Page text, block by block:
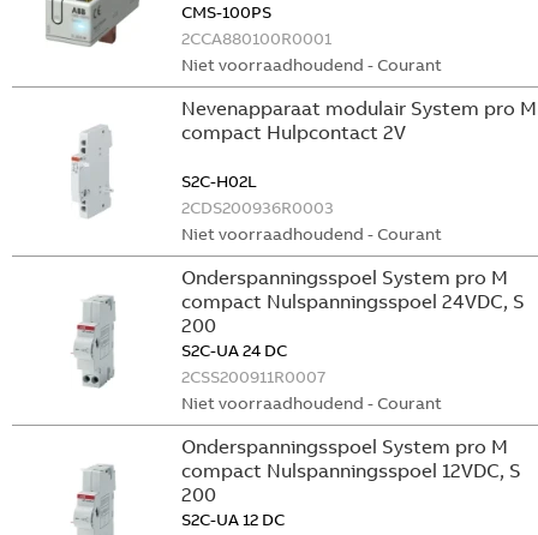
CMS-100PS
2CCA880100R0001
Niet voorraadhoudend - Courant
Nevenapparaat modulair System pro M
compact Hulpcontact 2V
S2C-H02L
2CDS200936R0003
Niet voorraadhoudend - Courant
Onderspanningsspoel System pro M
compact Nulspanningsspoel 24VDC, S
200
S2C-UA 24 DC
2CSS200911R0007
Niet voorraadhoudend - Courant
Onderspanningsspoel System pro M
compact Nulspanningsspoel 12VDC, S
200
S2C-UA 12 DC